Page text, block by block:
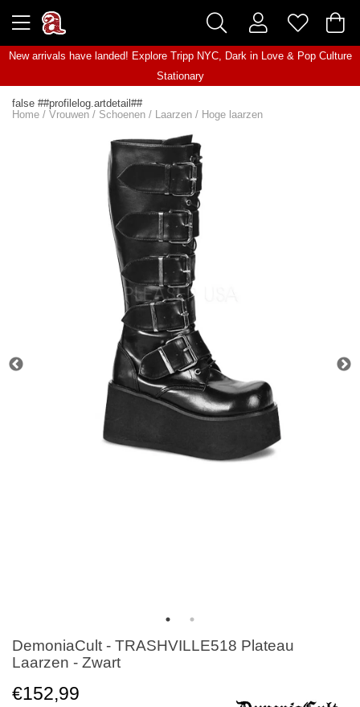
New arrivals have landed! Explore Tripp NYC, Dark in Love& Pop Culture
Stationary
false ##profilelog.artdetail##
Home / Vrouwen / Schoenen / Laarzen / Hoge laarzen
DemoniaCult - TRASHVILLE518 Plateau
Laarzen - Zwart
€152,99